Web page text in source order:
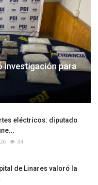
investigación para
eléctricos: diputado
84
de Linares valoró la